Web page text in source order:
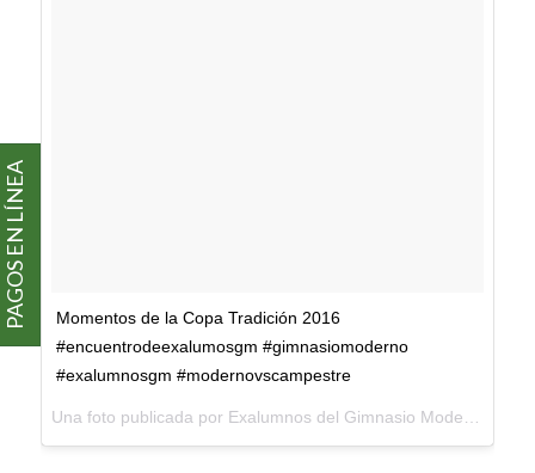
Momentos de la Copa Tradición 2016
#encuentrodeexalumosgm #gimnasiomoderno
#exalumnosgm #modernovscampestre
PAGOS EN LÍNEA